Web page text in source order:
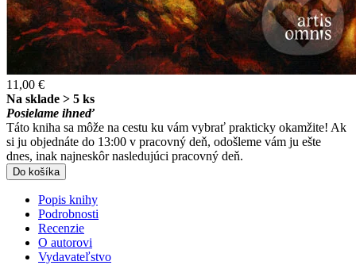
11,00 €
Na sklade > 5 ks
Posielame ihneď
Táto kniha sa môže na cestu ku vám vybrať prakticky okamžite! Ak
si ju objednáte do 13:00 v pracovný deň, odošleme vám ju ešte
dnes, inak najneskôr nasledujúci pracovný deň.
Do košíka
Popis knihy
Podrobnosti
Recenzie
O autorovi
Vydavateľstvo